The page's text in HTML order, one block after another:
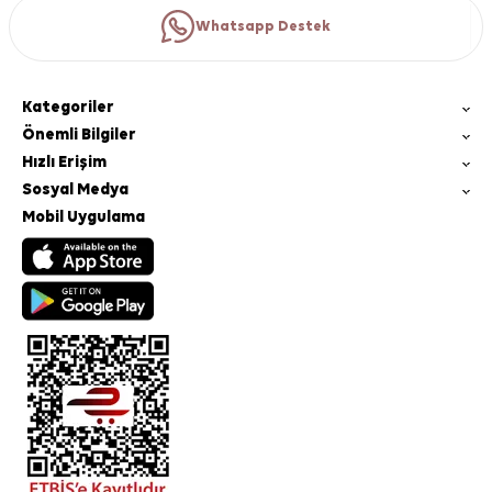
Whatsapp Destek
Kategoriler
Önemli Bilgiler
Hızlı Erişim
Sosyal Medya
Mobil Uygulama